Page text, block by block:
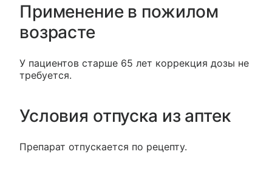
Применение в пожилом
возрасте
У пациентов старше 65 лет коррекция дозы не
требуется.
Условия отпуска из аптек
Препарат отпускается по рецепту.